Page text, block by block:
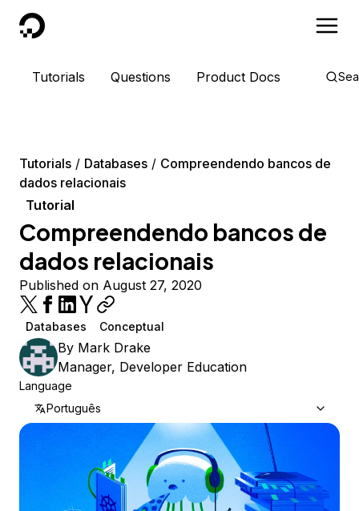
DigitalOcean
Tutorials Questions Product Docs
Tutorials Databases
Compreendendo bancos de
dados relacionais
Tutorial
Compreendendo bancos de
dados relacionais
Published on August 27, 2020
Databases Conceptual
By Mark Drake
Manager, Developer Education
Language
Português